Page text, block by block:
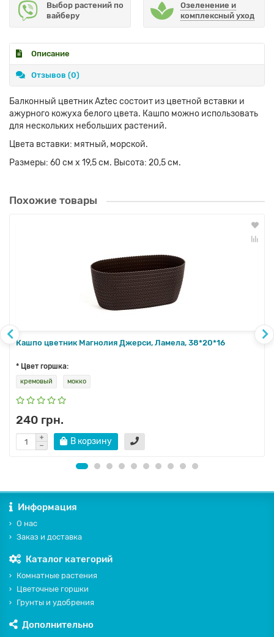
Выбор растений по
вайберу
Озеленение и
комплексный уход
Описание
Отзывов (0)
Балконный цветник Aztec состоит из цветной вставки и
ажурного кожуха белого цвета. Кашпо можно использовать
для нескольких небольших растений.
Цвета вставки: мятный, морской.
Размеры: 60 см х 19,5 см. Высота: 20,5 см.
Похожие товары
Кашпо цветник Магнолия Джерси, Ламела, 38*20*16
* Цвет горшка:
кремовый мокко
240 грн.
В корзину
Информация
О нас
Заказ и доставка
Каталог категорий
Комнатные растения
Цветочные горшки
Грунты и удобрения
Дополнительно